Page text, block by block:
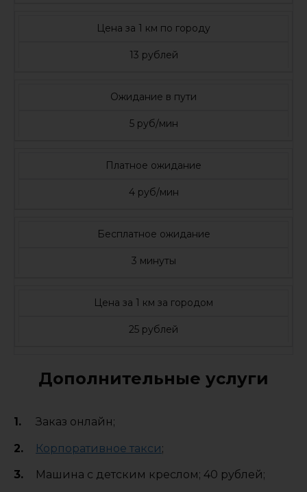
Цена за 1 км по городу
13 рублей
Ожидание в пути
5 руб/мин
Платное ожидание
4 руб/мин
Бесплатное ожидание
3 минуты
Цена за 1 км за городом
25 рублей
Дополнительные услуги
Заказ онлайн;
Корпоративное такси;
Машина с детским креслом; 40 рублей;